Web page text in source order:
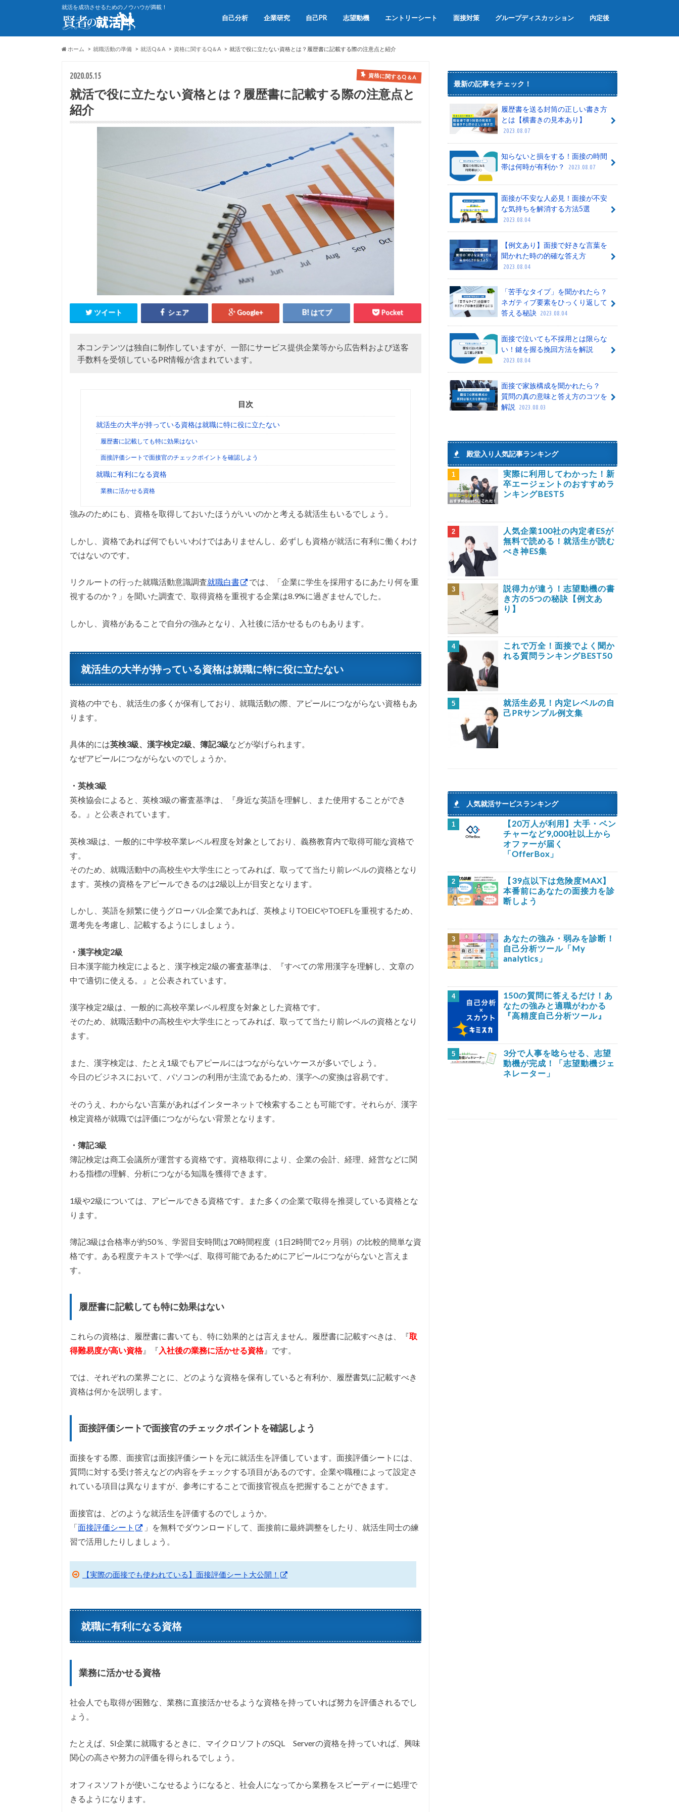
就活を成功させるためのノウハウが満載！
自己分析 企業研究
会社説明会
OB訪問
自己PR
自己PRの書き方
自己PRの例文集
志望動機
志望動機の書き方
志望動機の例文
エントリーシート 面接対策
面接のマナー
面接でよく聞かれる質問
グループディスカッション
グループワーク
内定後
内定辞退
内定者懇親会
内定式
ホーム 就職活動の準備 就活Q＆A 資格に関するQ＆A 就活で役に立たない資格とは？履歴書に記載する際の注意点と紹介
2020.05.15 資格に関するQ＆A
就活で役に立たない資格とは？履歴書に記載する際の注意点と
紹介
ツイート シェア Google+ はてブ Pocket
本コンテンツは独自に制作していますが、一部にサービス提供企業等から広告料および送客
手数料を受領しているPR情報が含まれています。
目次
就活生の大半が持っている資格は就職に特に役に立たない
履歴書に記載しても特に効果はない
面接評価シートで面接官のチェックポイントを確認しよう
就職に有利になる資格
業務に活かせる資格
強みのためにも、資格を取得しておいたほうがいいのかと考える就活生もいるでしょう。
しかし、資格であれば何でもいいわけではありませんし、必ずしも資格が就活に有利に働くわけ
ではないのです。
リクルートの行った就職活動意識調査就職白書
では、「企業に学生を採用するにあたり何を重
視するのか？」を聞いた調査で、取得資格を重視する企業は8.9%に過ぎませんでした。
しかし、資格があることで自分の強みとなり、入社後に活かせるものもあります。
就活生の大半が持っている資格は就職に特に役に立たない
資格の中でも、就活生の多くが保有しており、就職活動の際、アピールにつながらない資格もあ
ります。
具体的には英検3級、漢字検定2級、簿記3級などが挙げられます。
なぜアピールにつながらないのでしょうか。
・英検3級
英検協会によると、英検3級の審査基準は、『身近な英語を理解し、また使用することができ
る。』と公表されています。
英検3級は、一般的に中学校卒業レベル程度を対象としており、義務教育内で取得可能な資格で
す。
そのため、就職活動中の高校生や大学生にとってみれば、取ってて当たり前レベルの資格となり
ます。英検の資格をアピールできるのは2級以上が目安となります。
しかし、英語を頻繁に使うグローバル企業であれば、英検よりTOEICやTOEFLを重視するため、
選考先を考慮し、記載するようにしましょう。
・漢字検定2級
日本漢字能力検定によると、漢字検定2級の審査基準は、『すべての常用漢字を理解し、文章の
中で適切に使える。』と公表されています。
漢字検定2級は、一般的に高校卒業レベル程度を対象とした資格です。
そのため、就職活動中の高校生や大学生にとってみれば、取ってて当たり前レベルの資格となり
ます。
また、漢字検定は、たとえ1級でもアピールにはつながらないケースが多いでしょう。
今日のビジネスにおいて、パソコンの利用が主流であるため、漢字への変換は容易です。
そのうえ、わからない言葉があればインターネットで検索することも可能です。それらが、漢字
検定資格が就職では評価につながらない背景となります。
・簿記3級
簿記検定は商工会議所が運営する資格です。資格取得により、企業の会計、経理、経営などに関
わる指標の理解、分析につながる知識を獲得できます。
1級や2級については、アピールできる資格です。また多くの企業で取得を推奨している資格とな
ります。
簿記3級は合格率が約50％、学習目安時間は70時間程度（1日2時間で2ヶ月弱）の比較的簡単な資
格です。ある程度テキストで学べば、取得可能であるためにアピールにつながらないと言えま
す。
履歴書に記載しても特に効果はない
これらの資格は、履歴書に書いても、特に効果的とは言えません。履歴書に記載すべきは、『取
得難易度が高い資格』『 入社後の業務に活かせる資格』です。
では、それぞれの業界ごとに、どのような資格を保有していると有利か、履歴書気に記載すべき
資格は何かを説明します。
面接評価シートで面接官のチェックポイントを確認しよう
面接をする際、面接官は面接評価シートを元に就活生を評価しています。面接評価シートには、
質問に対する受け答えなどの内容をチェックする項目があるのです。企業や職種によって設定さ
れている項目は異なりますが、参考にすることで面接官視点を把握することができます。
面接官は、どのような就活生を評価するのでしょうか。
「面接評価シート
」を無料でダウンロードして、面接前に最終調整をしたり、就活生同士の練
習で活用したりしましょう。
【実際の面接でも使われている】面接評価シート大公開！
就職に有利になる資格
業務に活かせる資格
社会人でも取得が困難な、業務に直接活かせるような資格を持っていれば努力を評価されるでし
ょう。
たとえば、SI企業に就職するときに、マイクロソフトのSQL Serverの資格を持っていれば、興味
関心の高さや努力の評価を得られるでしょう。
オフィスソフトが使いこなせるようになると、社会人になってから業務をスピーディーに処理で
きるようになります。
最新の記事をチェック！
履歴書を送る封筒の正しい書き方
とは【横書きの見本あり】
2023.08.07
知らないと損をする！面接の時間
帯は何時が有利か？
2023.08.07
面接が不安な人必見！面接が不安
な気持ちを解消する方法5選
2023.08.04
【例文あり】面接で好きな言葉を
聞かれた時の的確な答え方
2023.08.04
「苦手なタイプ」を聞かれたら？
ネガティブ要素をひっくり返して
答える秘訣 2023.08.04
面接で泣いても不採用とは限らな
い！鍵を握る挽回方法を解説
2023.08.04
面接で家族構成を聞かれたら？
質問の真の意味と答え方のコツを
解説
2023.08.03
殿堂入り人気記事ランキング
1
実際に利用してわかった！新
卒エージェントのおすすめラ
ンキングBEST5
2
人気企業100社の内定者ESが
無料で読める！就活生が読む
べき神ES集
3
説得力が違う！志望動機の書
き方の5つの秘訣【例文あ
り】
4
これで万全！面接でよく聞か
れる質問ランキングBEST50
5
就活生必見！内定レベルの自
己PRサンプル例文集
人気就活サービスランキング
1
【20万人が利用】大手・ベン
チャーなど9,000社以上から
オファーが届く
「OfferBox」
2
【39点以下は危険度MAX】
本番前にあなたの面接力を診
断しよう
3
あなたの強み・弱みを診断！
自己分析ツール「My
analytics」
4
150の質問に答えるだけ！あ
なたの強みと適職がわかる
『高精度自己分析ツール』
5
3分で人事を唸らせる、志望
動機が完成！「志望動機ジェ
ネレーター」